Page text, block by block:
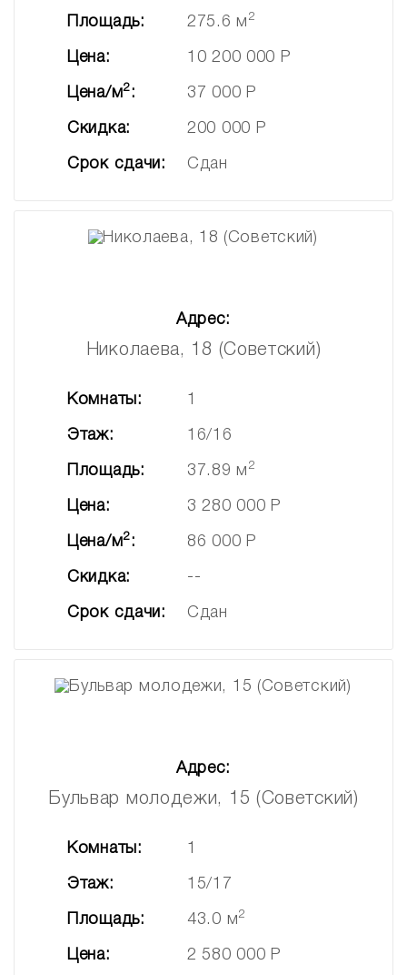
Площадь: 275.6 м 2
Цена: 10 200 000 Р
Цена/м2: 37 000 Р
Скидка: 200 000 Р
Срок сдачи: Сдан
Адрес:
Николаева, 18 (Советский)
Комнаты: 1
Этаж: 16/16
Площадь: 37.89 м 2
Цена: 3 280 000 Р
Цена/м2: 86 000 Р
Скидка: --
Срок сдачи: Сдан
Адрес:
Бульвар молодежи, 15 (Советский)
Комнаты: 1
Этаж: 15/17
Площадь: 43.0 м2
Цена: 2 580 000 Р